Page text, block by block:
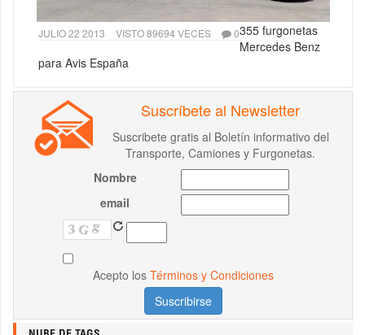
JULIO 22 2013 VISTO 89694 VECES 0355 furgonetas
Mercedes Benz
para Avis España
Suscríbete al Newsletter
Suscribete gratis al Boletín informativo del
Transporte, Camiones y Furgonetas.
Nombre
email
Acepto los Términos y Condiciones